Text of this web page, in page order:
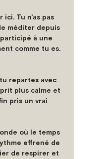
ici. Tu n'as pas
méditer depuis
à une
comme tu es.
repartes avec
plus calme et
pris un vrai
où le temps
effrené de
de respirer et